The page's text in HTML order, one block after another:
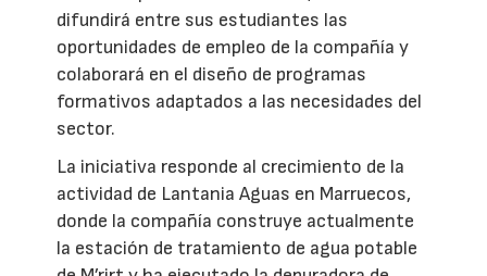
difundirá entre sus estudiantes las
oportunidades de empleo de la compañía y
colaborará en el diseño de programas
formativos adaptados a las necesidades del
sector.
La iniciativa responde al crecimiento de la
actividad de Lantania Aguas en Marruecos,
donde la compañía construye actualmente
la estación de tratamiento de agua potable